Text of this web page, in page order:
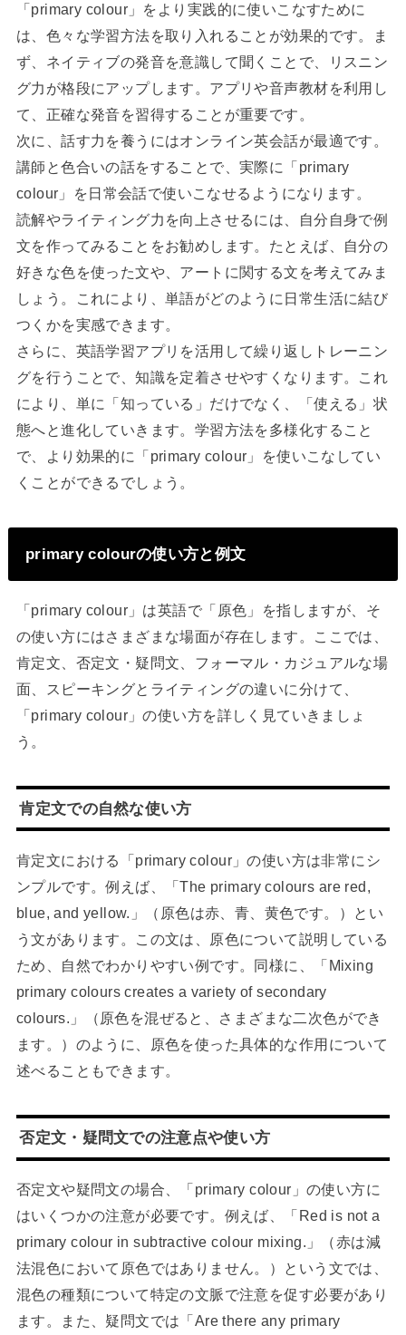
「primary colour」をより実践的に使いこなすために
は、色々な学習方法を取り入れることが効果的です。ま
ず、ネイティブの発音を意識して聞くことで、リスニン
グ力が格段にアップします。アプリや音声教材を利用し
て、正確な発音を習得することが重要です。
次に、話す力を養うにはオンライン英会話が最適です。
講師と色合いの話をすることで、実際に「primary
colour」を日常会話で使いこなせるようになります。
読解やライティング力を向上させるには、自分自身で例
文を作ってみることをお勧めします。たとえば、自分の
好きな色を使った文や、アートに関する文を考えてみま
しょう。これにより、単語がどのように日常生活に結び
つくかを実感できます。
さらに、英語学習アプリを活用して繰り返しトレーニン
グを行うことで、知識を定着させやすくなります。これ
により、単に「知っている」だけでなく、「使える」状
態へと進化していきます。学習方法を多様化すること
で、より効果的に「primary colour」を使いこなしてい
くことができるでしょう。
primary colourの使い方と例文
「primary colour」は英語で「原色」を指しますが、そ
の使い方にはさまざまな場面が存在します。ここでは、
肯定文、否定文・疑問文、フォーマル・カジュアルな場
面、スピーキングとライティングの違いに分けて、
「primary colour」の使い方を詳しく見ていきましょ
う。
肯定文での自然な使い方
肯定文における「primary colour」の使い方は非常にシ
ンプルです。例えば、「The primary colours are red,
blue, and yellow.」（原色は赤、青、黄色です。）とい
う文があります。この文は、原色について説明している
ため、自然でわかりやすい例です。同様に、「Mixing
primary colours creates a variety of secondary
colours.」（原色を混ぜると、さまざまな二次色ができ
ます。）のように、原色を使った具体的な作用について
述べることもできます。
否定文・疑問文での注意点や使い方
否定文や疑問文の場合、「primary colour」の使い方に
はいくつかの注意が必要です。例えば、「Red is not a
primary colour in subtractive colour mixing.」（赤は減
法混色において原色ではありません。）という文では、
混色の種類について特定の文脈で注意を促す必要があり
ます。また、疑問文では「Are there any primary